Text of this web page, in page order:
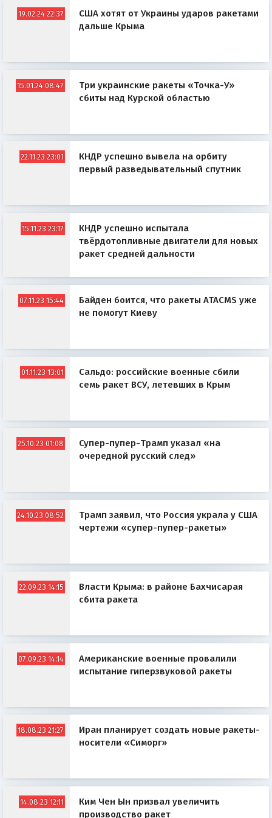
19.02.24 22:37
США хотят от Украины ударов ракетами
дальше Крыма
15.01.24 08:47
Три украинские ракеты «Точка-У»
сбиты над Курской областью
22.11.23 23:01
КНДР успешно вывела на орбиту
первый разведывательный спутник
15.11.23 23:17
КНДР успешно испытала
твёрдотопливные двигатели для новых
ракет средней дальности
07.11.23 15:44
Байден боится, что ракеты ATACMS уже
не помогут Киеву
01.11.23 13:01
Сальдо: российские военные сбили
семь ракет ВСУ, летевших в Крым
25.10.23 01:08
Супер-пупер-Трамп указал «на
очередной русский след»
24.10.23 08:52
Трамп заявил, что Россия украла у США
чертежи «супер-пупер-ракеты»
22.09.23 14:15
Власти Крыма: в районе Бахчисарая
сбита ракета
07.09.23 14:14
Американские военные провалили
испытание гиперзвуковой ракеты
18.08.23 21:27
Иран планирует создать новые ракеты-
носители «Симорг»
14.08.23 12:11
Ким Чен Ын призвал увеличить
производство ракет